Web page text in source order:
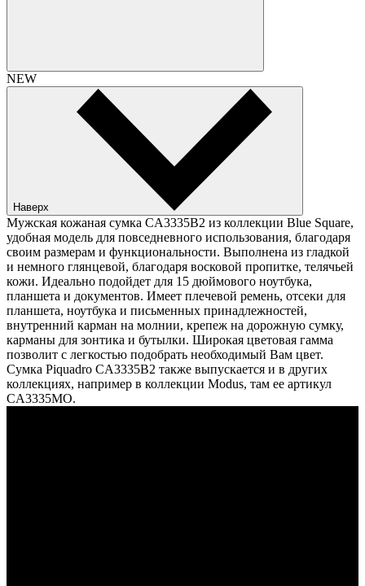
NEW
Наверх
Мужская кожаная сумка CA3335B2 из коллекции Blue Square,
удобная модель для повседневного использования, благодаря
своим размерам и функциональности. Выполнена из гладкой
и немного глянцевой, благодаря восковой пропитке, телячьей
кожи. Идеально подойдет для 15 дюймового ноутбука,
планшета и документов. Имеет плечевой ремень, отсеки для
планшета, ноутбука и письменных принадлежностей,
внутренний карман на молнии, крепеж на дорожную сумку,
карманы для зонтика и бутылки. Широкая цветовая гамма
позволит с легкостью подобрать необходимый Вам цвет.
Сумка Piquadro CA3335B2 также выпускается и в других
коллекциях, например в коллекции Modus, там ее артикул
CA3335MO.